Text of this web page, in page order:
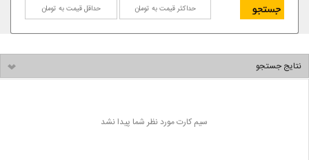
نتایج جستجو
سیم کارت مورد نظر شما پیدا نشد